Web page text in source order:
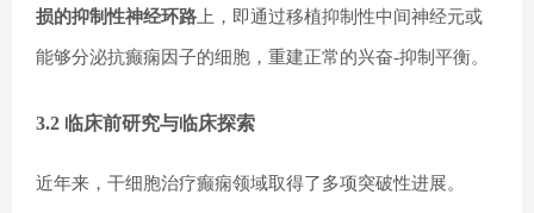
损的抑制性神经环路 上，即通过移植抑制性中间神经元或
能够分泌抗癫痫因子的细胞，重建正常的兴奋-抑制平衡。
3.2 临床前研究与临床探索
近年来，干细胞治疗癫痫领域取得了多项突破性进展。